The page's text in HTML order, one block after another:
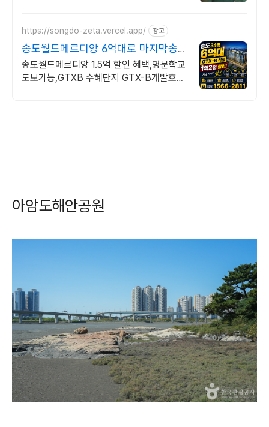
https://songdo-zeta.vercel.app/ 광고
송도월드메르디앙 6억대로 마지막송도
입성
송도월드메르디앙 1.5억 할인 혜택,명문학교
도보가능,GTXB 수혜단지 GTX-B개발호
아암도해안공원